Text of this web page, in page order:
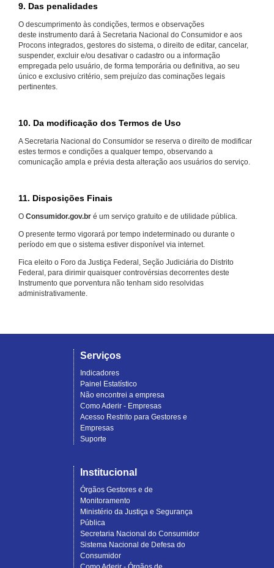
9. Das penalidades
O descumprimento às condições, termos e observações
deste instrumento dará à Secretaria Nacional do Consumidor e aos
Procons integrados, gestores do sistema, o direito de editar, cancelar,
suspender, excluir e/ou desativar o cadastro ou a informação
empregada pelo usuário, de forma temporária ou definitiva, ao seu
único e exclusivo critério, sem prejuízo das cominações legais
pertinentes.
10. Da modificação dos Termos de Uso
A Secretaria Nacional do Consumidor se reserva o direito de modificar
estes termos e condições a qualquer tempo, observando a
comunicação ampla e prévia desta alteração aos usuários do serviço.
11. Disposições Finais
O Consumidor.gov.br é um serviço gratuito e de utilidade pública.
O presente termo vigorará por tempo indeterminado ou durante o
período em que o sistema estiver disponível via internet.
Fica eleito o Foro da Justiça Federal, Seção Judiciária do Distrito
Federal, para dirimir quaisquer controvérsias decorrentes deste
Instrumento que porventura não tenham sido resolvidas
administrativamente.
Serviços
Indicadores
Painel Estatístico
Não encontrei a empresa
Como Aderir - Empresas
Acesso Restrito para Gestores e
Empresas
Suporte
Institucional
Órgãos Gestores e de
Monitoramento
Ministério da Justiça e Segurança
Pública
Secretaria Nacional do Consumidor
Sistema Nacional de Defesa do
Consumidor